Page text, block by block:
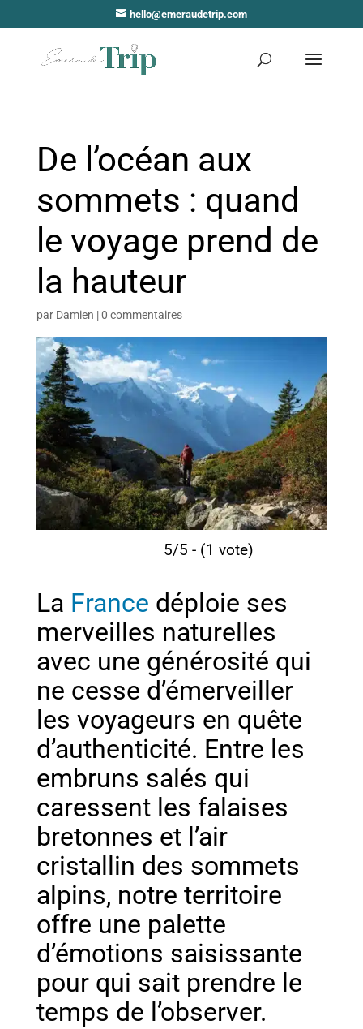
hello@emeraudetrip.com
De l’océan aux
sommets : quand
le voyage prend de
la hauteur
par Damien |0 commentaires
5/5 - (1 vote)
La France déploie ses
merveilles naturelles
avec une générosité qui
ne cesse d’émerveiller
les voyageurs en quête
d’authenticité. Entre les
embruns salés qui
caressent les falaises
bretonnes et l’air
cristallin des sommets
alpins, notre territoire
offre une palette
d’émotions saisissante
pour qui sait prendre le
temps de l’observer.